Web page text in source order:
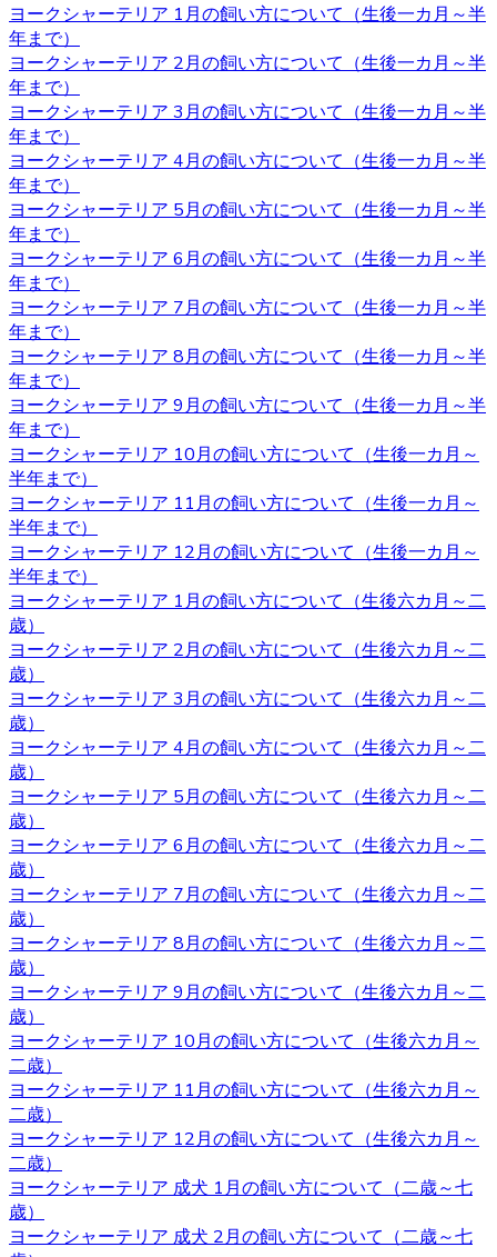
入後でもわからないこと、心配なことがございましたらお
気軽にお問い合わせください。初めてヨークシャーテリア
をお迎えするお客様も、安心してご利用いただけます。 ご
購入の際は、是非お問い合わせ下さい。
2020.11.06
ワンちゃんを購入する際、男の子と女の子で迷うことがあ
りますが、繁殖を考えていないようであればそれほどこど
わりを持つ必要もないでしょう。 それぞれの注意点とし
て、男の子は縄張り意識があるのでマーキングをすること
があり、女の子の場合は避妊手術をしないと発情期に血が
出たり、妊娠の危険性があることがあります。 いずれの場
合も性格は飼い主の育て方次第なので、もしフィーリング
が合って気に入った子がいた場合には性別はそれほど重要
ではないでしょう。
2020.10.30
ヨークシャーテリアは体が小さいため、室内で遊び回るだ
けで十分な運動になります。高齢者など毎日散歩に連れて
行ってあげられるか不安な人にもおすすめです。しかし、
ヨークシャテリアのストレス発散のためにも、週何回かは
軽めの散歩に連れていってあげるのが良いでしょう。何か
わからないことがありましたら、ヨークシャーテリア専門
のブリーダー・ベベドール にご相談ください。
2020.10.23
ブリーダーから子犬をお迎えする利点は、ペットショップ
とは異なりブリーダーが一匹一匹の健康状態や性格などを
きちんと把握しているというところです。また、育て方な
どで不安があるときには直接ブリーダーに確認することが
できます。子犬を飼うのであれば、お迎えはブリーダーか
らするのが一番です。ベベドールはヨークシャーテリア専
門ブリーダーをしております。ヨークシャーテリアをお迎
えの際にはベベドールにお任せください。
2020.10.16
子犬を購入するにあたって重要なポイントとなるのが、健
康状態やワクチンの接種状況のことです。ベベドールで
は、紹介ページに記載があります通り、ワクチンの接種
や、それと合わせて健康診断も行っておりますので、お客
様の元に元気で健康な猫ちゃんをお届けすることが可能で
す。 ヨークシャーテリア購入をご検討の際は、私どもベベ
ドール にお任せ下さい。
2020.10.9
ベベドールは近鉄河内松原駅の近くに見学スペースがござ
います。お越しの際には駅まで送迎させていただきます。
見学スペースではかわいい子犬たちが皆様をお待ちしてい
ます。突然訪問していただいて見学していただくことはで
ヨークシャーテリア 1月の飼い方について（生後一カ月～半
年まで）
ヨークシャーテリア 2月の飼い方について（生後一カ月～半
年まで）
ヨークシャーテリア 3月の飼い方について（生後一カ月～半
年まで）
ヨークシャーテリア 4月の飼い方について（生後一カ月～半
年まで）
ヨークシャーテリア 5月の飼い方について（生後一カ月～半
年まで）
ヨークシャーテリア 6月の飼い方について（生後一カ月～半
年まで）
ヨークシャーテリア 7月の飼い方について（生後一カ月～半
年まで）
ヨークシャーテリア 8月の飼い方について（生後一カ月～半
年まで）
ヨークシャーテリア 9月の飼い方について（生後一カ月～半
年まで）
ヨークシャーテリア 10月の飼い方について（生後一カ月～
半年まで）
ヨークシャーテリア 11月の飼い方について（生後一カ月～
半年まで）
ヨークシャーテリア 12月の飼い方について（生後一カ月～
半年まで）
ヨークシャーテリア 1月の飼い方について（生後六カ月～二
歳）
ヨークシャーテリア 2月の飼い方について（生後六カ月～二
歳）
ヨークシャーテリア 3月の飼い方について（生後六カ月～二
歳）
ヨークシャーテリア 4月の飼い方について（生後六カ月～二
歳）
ヨークシャーテリア 5月の飼い方について（生後六カ月～二
歳）
ヨークシャーテリア 6月の飼い方について（生後六カ月～二
歳）
ヨークシャーテリア 7月の飼い方について（生後六カ月～二
歳）
ヨークシャーテリア 8月の飼い方について（生後六カ月～二
歳）
ヨークシャーテリア 9月の飼い方について（生後六カ月～二
歳）
ヨークシャーテリア 10月の飼い方について（生後六カ月～
二歳）
ヨークシャーテリア 11月の飼い方について（生後六カ月～
二歳）
ヨークシャーテリア 12月の飼い方について（生後六カ月～
二歳）
ヨークシャーテリア 成犬 1月の飼い方について（二歳～七
歳）
ヨークシャーテリア 成犬 2月の飼い方について（二歳～七